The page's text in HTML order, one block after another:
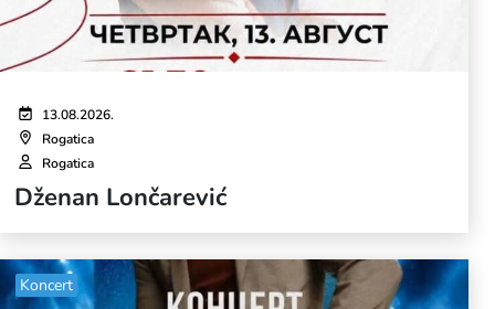
13.08.2026.
Rogatica
Rogatica
Dženan Lončarević
Koncert